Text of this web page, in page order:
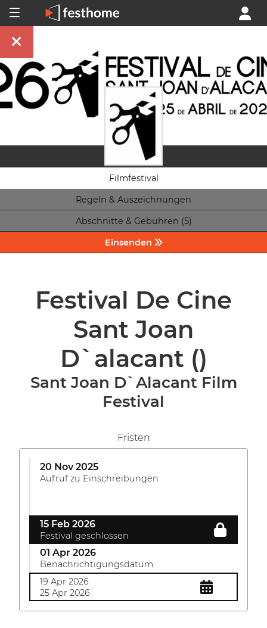
Filmfestival
Regeln & Auszeichnungen
Abschnitte & Gebühren (5)
Einsenden
Festival De Cine
Sant Joan
D`alacant ()
Sant Joan D`Alacant Film
Festival
Fristen
20 Nov 2025
Aufruf zu Einschreibungen
15 Feb 2026
Festival geschlossen
01 Apr 2026
Benachrichtigungsdatum
19 Apr 2026
25 Apr 2026